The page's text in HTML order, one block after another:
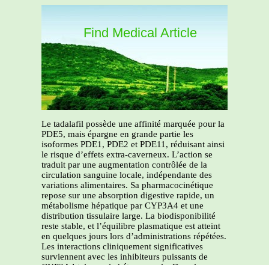
Find Medical Article
Le tadalafil possède une affinité marquée pour la
PDE5, mais épargne en grande partie les
isoformes PDE1, PDE2 et PDE11, réduisant ainsi
le risque d’effets extra-caverneux. L’action se
traduit par une augmentation contrôlée de la
circulation sanguine locale, indépendante des
variations alimentaires. Sa pharmacocinétique
repose sur une absorption digestive rapide, un
métabolisme hépatique par CYP3A4 et une
distribution tissulaire large. La biodisponibilité
reste stable, et l’équilibre plasmatique est atteint
en quelques jours lors d’administrations répétées.
Les interactions cliniquement significatives
surviennent avec les inhibiteurs puissants de